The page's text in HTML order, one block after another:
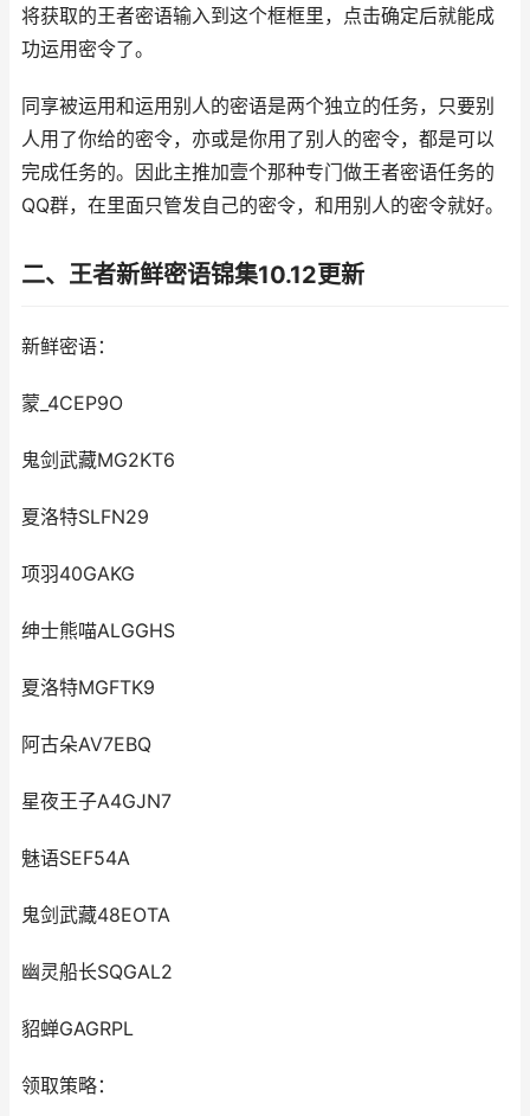
将获取的王者密语输入到这个框框里，点击确定后就能成
功运用密令了。
同享被运用和运用别人的密语是两个独立的任务，只要别
人用了你给的密令，亦或是你用了别人的密令，都是可以
完成任务的。因此主推加壹个那种专门做王者密语任务的
QQ群，在里面只管发自己的密令，和用别人的密令就好。
二、王者新鲜密语锦集10.12更新
新鲜密语：
蒙_4CEP9O
鬼剑武藏MG2KT6
夏洛特SLFN29
项羽40GAKG
绅士熊喵ALGGHS
夏洛特MGFTK9
阿古朵AV7EBQ
星夜王子A4GJN7
魅语SEF54A
鬼剑武藏48EOTA
幽灵船长SQGAL2
貂蝉GAGRPL
领取策略：